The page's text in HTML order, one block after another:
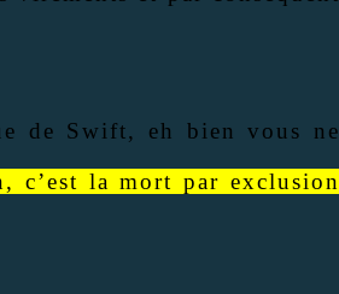
de Swift, eh bien vous ne
c’est la mort par exclusion